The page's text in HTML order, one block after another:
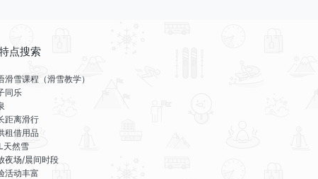
点搜索
滑雪课程（滑雪教学）
同乐
距离滑行
租借用品
天然雪
夜场/晨间时段
活动丰富